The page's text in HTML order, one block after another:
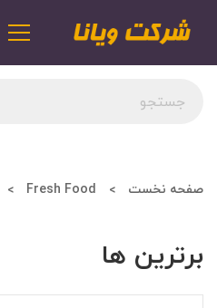
صفحه نخست Fresh Food
برترین ها